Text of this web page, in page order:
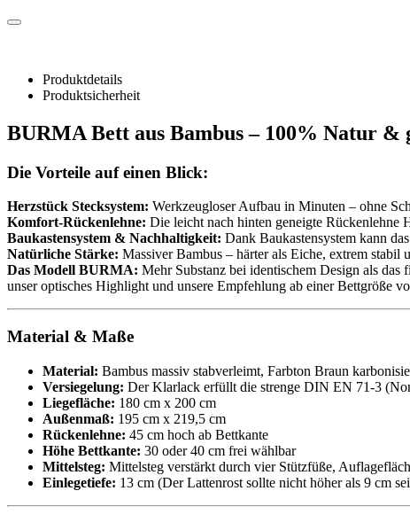
Produktdetails
Produktsicherheit
BURMA Bett aus Bambus – 100% Natur &
Die Vorteile auf einen Blick:
Herzstück Stecksystem: Werkzeugloser Aufbau in Minuten – ohne
Komfort-Rückenlehne: Die leicht nach hinten geneigte
Baukastensystem & Nachhaltigkeit: Dank Baukastensystem kann
Natürliche Stärke: Massiver Bambus – härter als Eiche, extrem stabil
Das Modell BURMA: Mehr Substanz bei identischem Design als
unser optisches Highlight und unsere Empfehlung ab einer Bettgröße
Material & Maße
Material: Bambus massiv stabverleimt, Farbton Braun
Versiegelung: Der Klarlack erfüllt die strenge DIN EN 71-3
Liegefläche: 180 cm x 200 cm
Außenmaß: 195 cm x 219,5 cm
Rückenlehne: 45 cm hoch ab Bettkante
Höhe Bettkante: 30 oder 40 cm frei wählbar
Mittelsteg: Mittelsteg verstärkt durch vier Stützfüße,
Einlegetiefe: 13 cm (Der Lattenrost sollte nicht höher als 9 cm